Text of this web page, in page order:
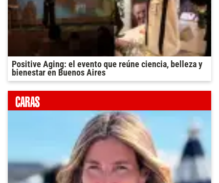
Positive Aging: el evento que reúne ciencia, belleza y
bienestar en Buenos Aires